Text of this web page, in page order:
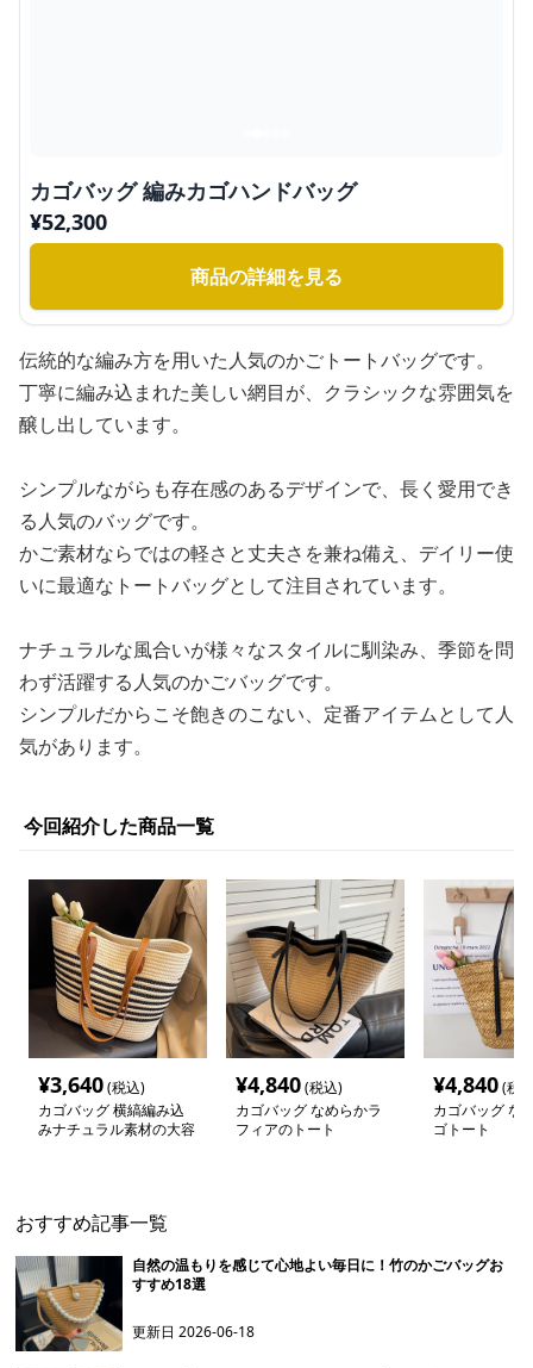
カゴバッグ 編みカゴハンドバッグ
¥52,300
商品の詳細を見る
伝統的な編み方を用いた人気のかごトートバッグです。
丁寧に編み込まれた美しい網目が、クラシックな雰囲気を
醸し出しています。
シンプルながらも存在感のあるデザインで、長く愛用でき
る人気のバッグです。
かご素材ならではの軽さと丈夫さを兼ね備え、デイリー使
いに最適なトートバッグとして注目されています。
ナチュラルな風合いが様々なスタイルに馴染み、季節を問
わず活躍する人気のかごバッグです。
シンプルだからこそ飽きのこない、定番アイテムとして人
気があります。
今回紹介した商品一覧
¥3,640(税込)
カゴバッグ 横縞編み込
みナチュラル素材の大容
¥4,840(税込)
カゴバッグ なめらかラ
フィアのトート
¥4,840(税
カゴバッグ な
ゴトート
おすすめ記事一覧
自然の温もりを感じて心地よい毎日に！竹のかごバッグお
すすめ18選
更新日2026-06-18